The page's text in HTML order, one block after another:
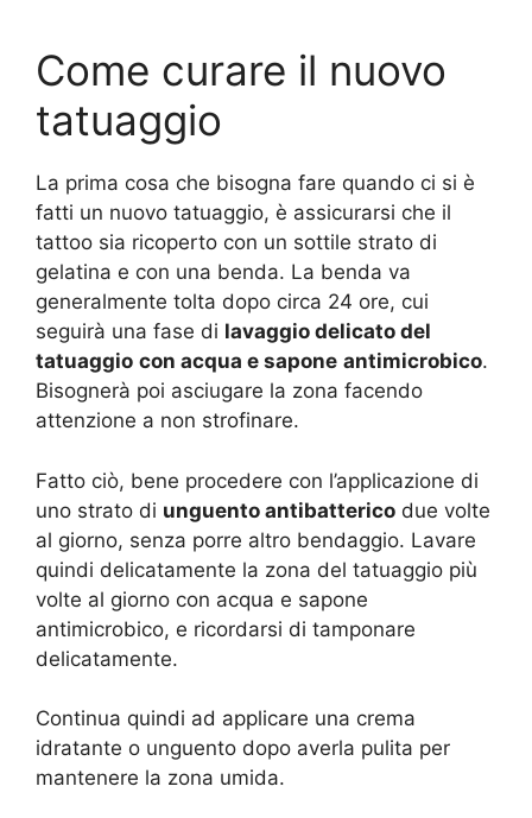
Come curare il nuovo
tatuaggio
La prima cosa che bisogna fare quando ci si è
fatti un nuovo tatuaggio, è assicurarsi che il
tattoo sia ricoperto con un sottile strato di
gelatina e con una benda. La benda va
generalmente tolta dopo circa 24 ore, cui
seguirà una fase di lavaggio delicato del
tatuaggio con acqua e sapone antimicrobico.
Bisognerà poi asciugare la zona facendo
attenzione a non strofinare.
Fatto ciò, bene procedere con l’applicazione di
uno strato di unguento antibatterico due volte
al giorno, senza porre altro bendaggio. Lavare
quindi delicatamente la zona del tatuaggio più
volte al giorno con acqua e sapone
antimicrobico, e ricordarsi di tamponare
delicatamente.
Continua quindi ad applicare una crema
idratante o unguento dopo averla pulita per
mantenere la zona umida.